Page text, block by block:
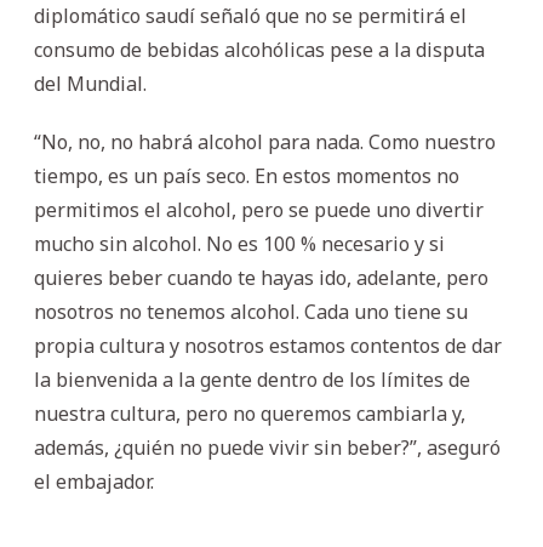
diplomático saudí señaló que no se permitirá el
consumo de bebidas alcohólicas pese a la disputa
del Mundial.
“No, no, no habrá alcohol para nada. Como nuestro
tiempo, es un país seco. En estos momentos no
permitimos el alcohol, pero se puede uno divertir
mucho sin alcohol. No es 100 % necesario y si
quieres beber cuando te hayas ido, adelante, pero
nosotros no tenemos alcohol. Cada uno tiene su
propia cultura y nosotros estamos contentos de dar
la bienvenida a la gente dentro de los límites de
nuestra cultura, pero no queremos cambiarla y,
además, ¿quién no puede vivir sin beber?”, aseguró
el embajador.